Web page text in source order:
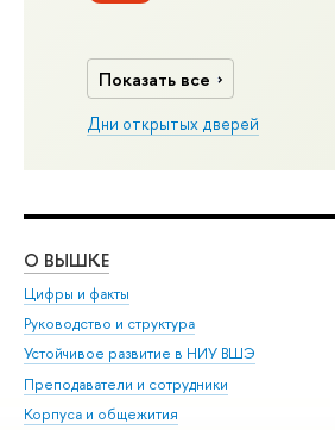
Показать все
Дни открытых дверей
О ВЫШКЕ
Цифры и факты
Руководство и структура
Устойчивое развитие в НИУ ВШЭ
Преподаватели и сотрудники
Корпуса и общежития